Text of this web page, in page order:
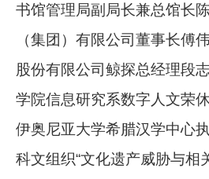
书馆管理局副局长兼总馆长
（集团）有限公司董事长傅
股份有限公司鲸探总经理段
学院信息研究系数字人文荣
伊奥尼亚大学希腊汉学中心
科文组织“文化遗产威胁与相